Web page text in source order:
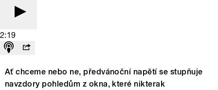
2:19
Ať chceme nebo ne, předvánoční napětí se stupňuje
navzdory pohledům z okna, které nikterak